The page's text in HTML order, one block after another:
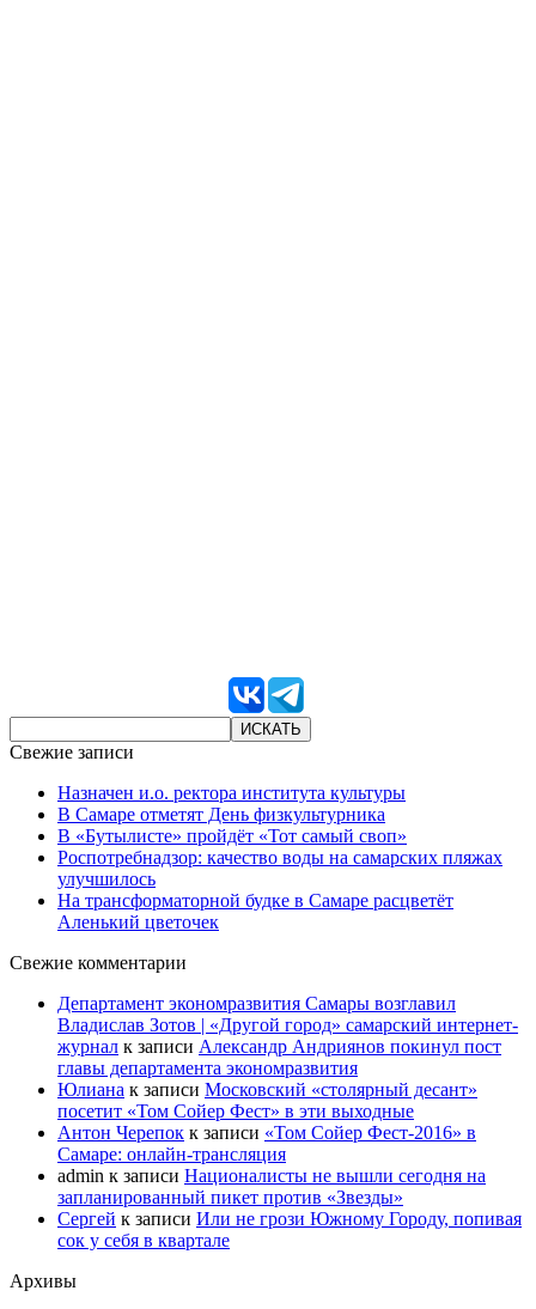
Свежие записи
Назначен и.о. ректора института культуры
В Самаре отметят День физкультурника
В «Бутылисте» пройдёт «Тот самый своп»
Роспотребнадзор: качество воды на самарских пляжах
улучшилось
На трансформаторной будке в Самаре расцветёт
Аленький цветочек
Свежие комментарии
Департамент экономразвития Самары возглавил
Владислав Зотов | «Другой город» самарский интернет-
журнал к записи Александр Андриянов покинул пост
главы департамента экономразвития
Юлиана к записи Московский «столярный десант»
посетит «Том Сойер Фест» в эти выходные
Антон Черепок к записи «Том Сойер Фест-2016» в
Самаре: онлайн-трансляция
admin к записи Националисты не вышли сегодня на
запланированный пикет против «Звезды»
Сергей к записи Или не грози Южному Городу, попивая
сок у себя в квартале
Архивы